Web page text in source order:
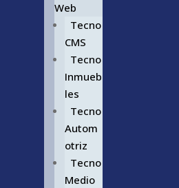
Web
Tecno
CMS
Tecno
Inmueb
les
Tecno
Autom
otriz
Tecno
Medio